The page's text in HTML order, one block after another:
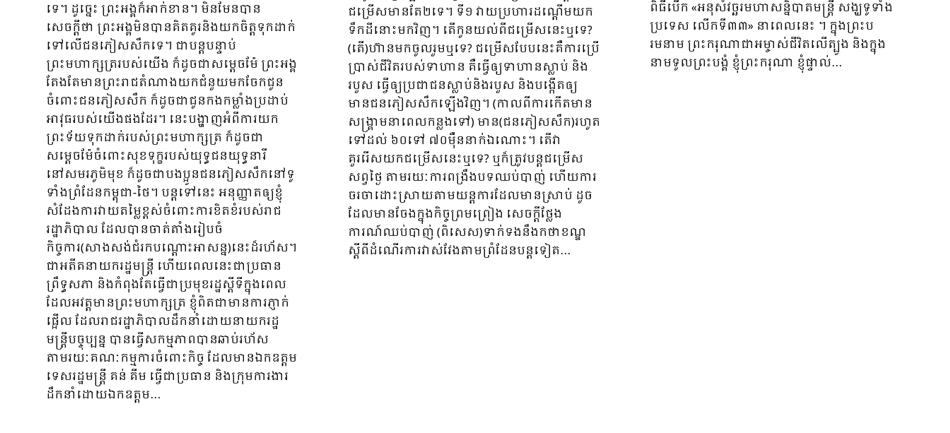
ទេ។ ដូច្នេះ ព្រះអង្គក៏អាក់ខាន។ មិនមែនបាន
សេចក្ដីថា ព្រះអង្គមិនបានគិតគូរនិងយកចិត្តទុកដាក់
ទៅលើជនភៀសសឹកទេ។ ជាបន្តបន្ទាប់
ព្រះមហាក្សត្ររបស់យើង ក៏ដូចជាសម្ដេចម៉ែ ព្រះអង្គ
តែងតែមានព្រះរាជតំណាងយកជំនួយមកចែកជូន
ចំពោះជនភៀសសឹក ក៏ដូចជាជូនកងកម្លាំងប្រដាប់
អាវុធរបស់យើងផងដែរ។ នេះបង្ហាញអំពីការយក
ព្រះទ័យទុកដាក់របស់ព្រះមហាក្សត្រ ក៏ដូចជា
សម្ដេចម៉ែចំពោះសុខទុក្ខរបស់យុទ្ធជនយុទ្ធនារី
នៅសមរភូមិមុខ ក៏ដូចជាបងប្អូនជនភៀសសឹកនៅទូ
ទាំងព្រំដែនកម្ពុជា-ថៃ។ បន្តទៅនេះ អនុញ្ញាតឲ្យខ្ញុំ
សំដែងការវាយតម្លៃខ្ពស់ចំពោះការខិតខំរបស់រាជ
រដ្ឋាភិបាល ដែលបានចាត់តាំងរៀបចំ
កិច្ចការ(សាងសង់ជំរកបណ្តោះអាសន្ន)នេះដ៏រហ័ស។
ជាអតីតនាយករដ្ឋមន្ត្រី ហើយពេលនេះជាប្រ​ធាន
ព្រឹទ្ធសភា និងកំពុងតែធ្វើជាប្រមុខរដ្ឋស្ដីទីក្នុងពេល
ដែលអវត្តមានព្រះមហាក្សត្រ ខ្ញុំពិតជាមានការភ្ញាក់
ផ្អើល ដែលរាជរដ្ឋាភិបាលដឹកនាំដោយនាយករដ្ឋ
មន្ត្រីបច្ចុប្បន្ន បានធ្វើសកម្មភាពបានឆាប់រហ័ស
តាមរយៈគណៈកម្មការចំពោះកិច្ច ដែលមានឯកឧត្ដម
ទេសរដ្ឋមន្ត្រី គន់ គីម ធ្វើជាប្រធាន និងក្រុមការងារ
ដឹកនាំដោយឯកឧត្ដម…
ជម្រើសមានតែ២ទេ។ ទី១ វាយប្រហារដណ្ដើមយក
ទឹកដីនោះមកវិញ។ តើកូនយល់ពីជម្រើសនេះឬទេ?
(តើ)ហ៊ានមកចូលរួមឬទេ? ជម្រើសបែបនេះគឺការប្រើ
ប្រាស់ជីវិតរបស់ទាហាន គឺធ្វើឲ្យទាហានស្លាប់ និង
របួស ធ្វើឲ្យប្រជាជនស្លាប់និងរបួស និងបង្កើតឲ្យ
មានជនភៀសសឹកឡើងវិញ។ (កាលពីការកើតមាន
សង្គ្រាមនាពេលកន្លងទៅ) មាន(ជនភៀសសឹក)រហូត
ទៅដល់ ៦០ទៅ ៧០ម៉ឺននាក់ឯណោះ។ តើវា
គួររើសយកជម្រើសនេះឬទេ? ឬក៏ត្រូវបន្តជម្រើស
សព្វថ្ងៃ តាមរយៈការពង្រឹងបទឈប់បាញ់ ហើយការ
ចរចាដោះស្រាយតាមយន្តការដែលមានស្រាប់ ដូច
ដែលមានចែងក្នុងកិច្ចព្រមព្រៀង សេចក្ដីថ្លែង
ការណ៍ឈប់បាញ់ (ពិសេស)ទាក់ទងនឹងកថាខណ្ឌ
ស្ដីពីដំណើរការវាស់វែងតាមព្រំដែនបន្តទៀត…
ពិធីបើក «អនុសំវច្ឆរមហាសនិ្នបាតមន្រ្ដី សង្ឃទូទាំង
ប្រទេស លើកទី៣៣» នាពេលនេះ ។ ក្នុងព្រះប
រមនាម ព្រះករុណាជាអម្ចាស់ជីវិតលើត្បូង និងក្នុង
នាមទូលព្រះបង្គំ ខ្ញុំព្រះករុណា ខ្ញុំផ្ទាល់…